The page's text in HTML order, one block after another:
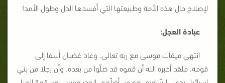
لإصلاح حال هذه الأمة وطبيعتها التي أفسدها الذل وطول الأمد!
عبادة العجل:
انتهى ميقات موسى مع ربه تعالى. وعاد غضبان أسفا إلى
قومه. فلقد أخبره الله أن قموه قد ضلّوا من بعده. وأن رجلا من بني